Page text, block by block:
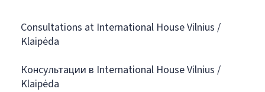
Consultations at International House Vilnius /
Klaipėda
Консультации в International House Vilnius /
Klaipėda